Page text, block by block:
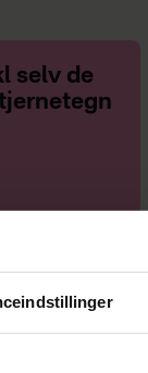
selv de